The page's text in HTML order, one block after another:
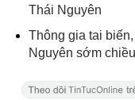
Thái Nguyên
Thông gia tai
Nguyên sớm